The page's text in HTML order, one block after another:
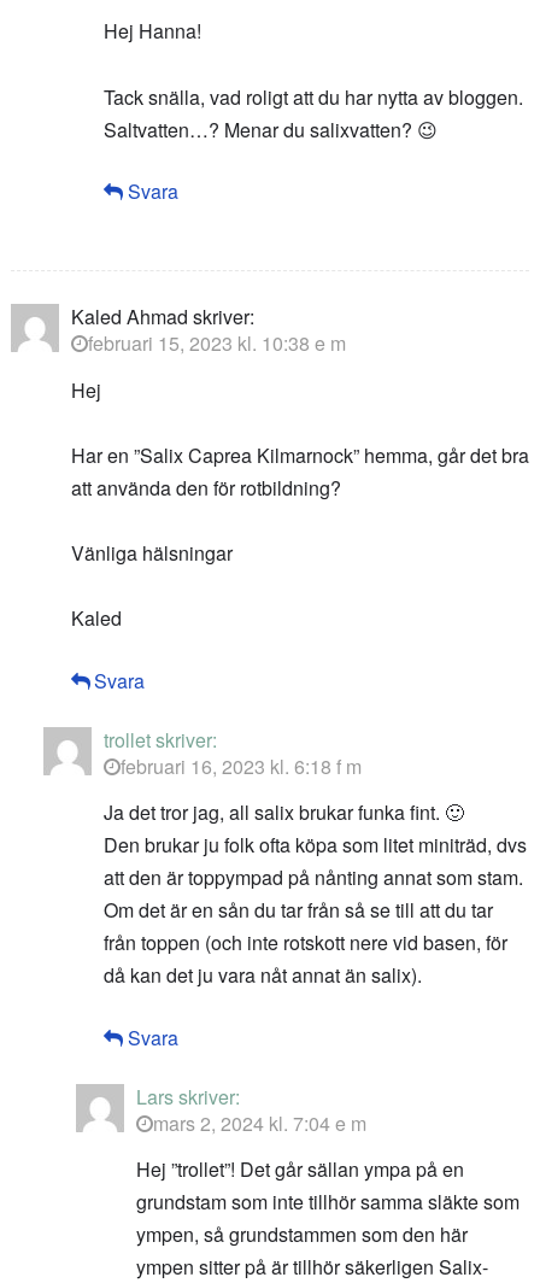
Hej Hanna!
Tack snälla, vad roligt att du har nytta av bloggen.
Saltvatten…? Menar du salixvatten? 😉
Svara
Kaled Ahmad skriver:
februari 15, 2023 kl. 10:38 e m
Hej
Har en ”Salix Caprea Kilmarnock” hemma, går det bra
att använda den för rotbildning?
Vänliga hälsningar
Kaled
Svara
trolletskriver:
februari 16, 2023 kl. 6:18 f m
Ja det tror jag, all salix brukar funka fint. 🙂
Den brukar ju folk ofta köpa som litet miniträd, dvs
att den är toppympad på nånting annat som stam.
Om det är en sån du tar från så se till att du tar
från toppen (och inte rotskott nere vid basen, för
då kan det ju vara nåt annat än salix).
Svara
Larsskriver:
mars 2, 2024 kl. 7:04 e m
Hej ”trollet”! Det går sällan ympa på en
grundstam som inte tillhör samma släkte som
ympen, så grundstammen som den här
ympen sitter på är tillhör säkerligen Salix-